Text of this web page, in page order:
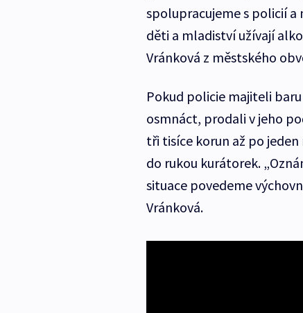
spolupracujeme s policií
děti a mladiství užívají
Vránková z městského
Pokud policie majiteli
osmnáct, prodali v jeho
tři tisíce korun až po
do rukou kurátorek.
situace povedeme
Vránková.